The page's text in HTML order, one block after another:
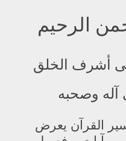
الرحيم
أشرف الخلق
آله وصحبه
القرآن يعرض